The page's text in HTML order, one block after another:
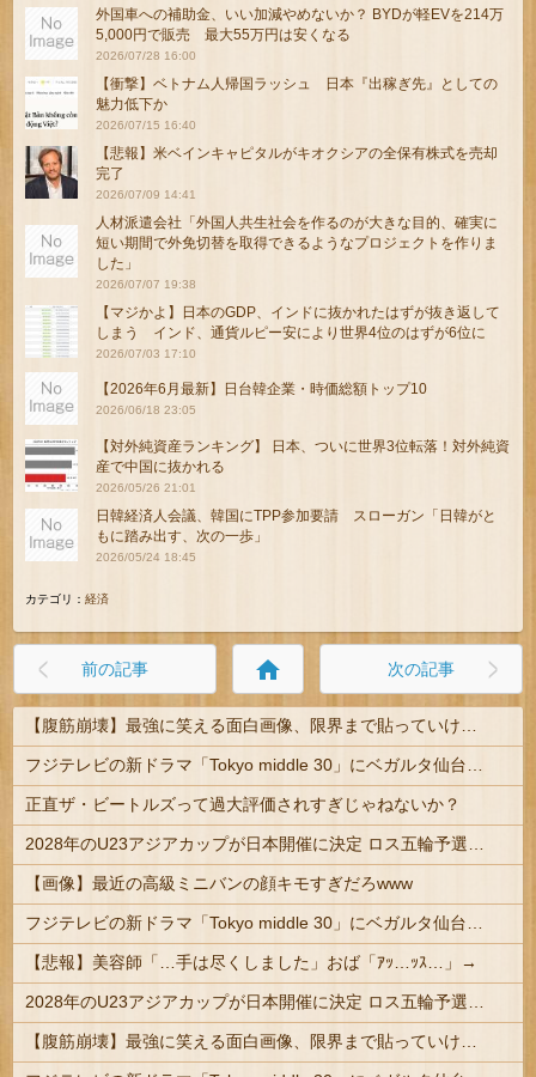
外国車への補助金、いい加減やめないか？ BYDが軽EVを214万
5,000円で販売 最大55万円は安くなる
2026/07/28 16:00
【衝撃】ベトナム人帰国ラッシュ 日本『出稼ぎ先』としての
魅力低下か
2026/07/15 16:40
【悲報】米ベインキャピタルがキオクシアの全保有株式を売却
完了
2026/07/09 14:41
人材派遣会社「外国人共生社会を作るのが大きな目的、確実に
短い期間で外免切替を取得できるようなプロジェクトを作りま
した」
2026/07/07 19:38
【マジかよ】日本のGDP、インドに抜かれたはずが抜き返して
しまう インド、通貨ルピー安により世界4位のはずが6位に
2026/07/03 17:10
【2026年6月最新】日台韓企業・時価総額トップ10
2026/06/18 23:05
【対外純資産ランキング】 日本、ついに世界3位転落！対外純資
産で中国に抜かれる
2026/05/26 21:01
日韓経済人会議、韓国にTPP参加要請 スローガン「日韓がと
もに踏み出す、次の一歩」
2026/05/24 18:45
カテゴリ：経済
前の記事 home 次の記事
正直ザ・ビートルズって過大評価されすぎじゃねないか？
【画像】最近の高級ミニバンの顔キモすぎだろwww
【悲報】美容師「…手は尽くしました」おば「ｱｯ…ｯｽ…」→